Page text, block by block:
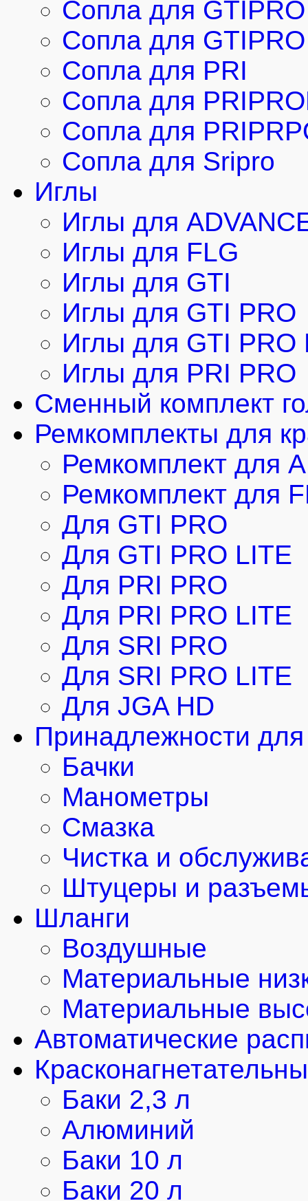
Сопла для GTIPRO
Сопла для
Сопла для PRI
Сопла для
Сопла для
Сопла для Sripro
Иглы
Иглы для
Иглы для FLG
Иглы для GTI
Иглы для GTI PRO
Иглы для GTI PRO
Иглы для PRI PRO
Cменный комплект
Ремкомплекты для
Ремкомплект для
Ремкомплект для
Для GTI PRO
Для GTI PRO LITE
Для PRI PRO
Для PRI PRO LITE
Для SRI PRO
Для SRI PRO LITE
Для JGA HD
Принадлежности для
Бачки
Манометры
Смазка
Чистка и
Штуцеры и
Шланги
Воздушные
Материальные
Материальные
Автоматические
Баки 2,3 л
Алюминий
Баки 10 л
Баки 20 л